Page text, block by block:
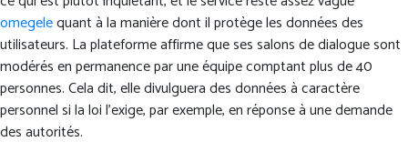
omegelequant à la manière dont il protège les données des
utilisateurs. La plateforme affirme que ses salons de dialogue sont
modérés en permanence par une équipe comptant plus de 40
personnes. Cela dit, elle divulguera des données à caractère
personnel si la loi l’exige, par exemple, en réponse à une demande
des autorités.